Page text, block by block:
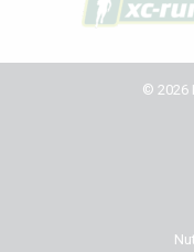
© 2026